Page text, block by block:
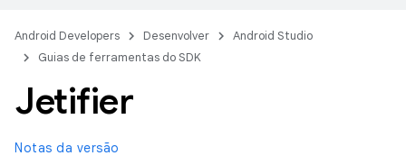
Android Developers Desenvolver
Android Studio
Guias de ferramentas do SDK
Jetifier
Notas da versão